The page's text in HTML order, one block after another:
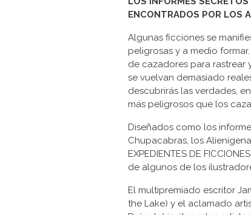
ENCONTRADOS POR LOS
Algunas ficciones se
peligrosas y a medio formar.
de cazadores para rastrear
se vuelvan demasiado
descubrirás las verdades,
más peligrosos que los
Diseñados como los
Chupacabras, los
EXPEDIENTES DE
de algunos de los
El multipremiado escritor
the Lake) y el aclamado